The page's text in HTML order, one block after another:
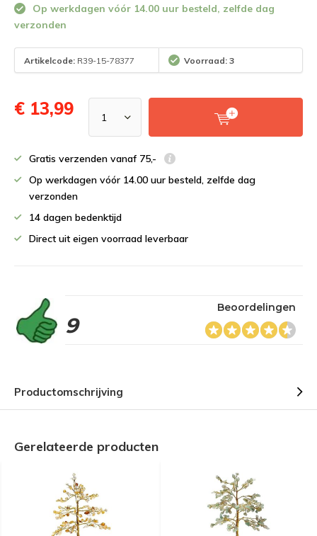
Op werkdagen vóór 14.00 uur besteld, zelfde dag
verzonden
Artikelcode: R39-15-78377 Voorraad: 3
€ 13,99
Gratis verzenden vanaf 75,-
Op werkdagen vóór 14.00 uur besteld, zelfde dag
verzonden
14 dagen bedenktijd
Direct uit eigen voorraad leverbaar
9
Beoordelingen
Productomschrijving
Gerelateerde producten